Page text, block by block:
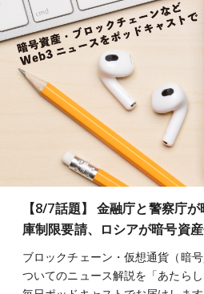
【8/7話題】 金融庁と警察庁
庫制限要請、ロシアが暗号資
ブロックチェーン・仮想通貨（暗
ついてのニュース解説を「あたら